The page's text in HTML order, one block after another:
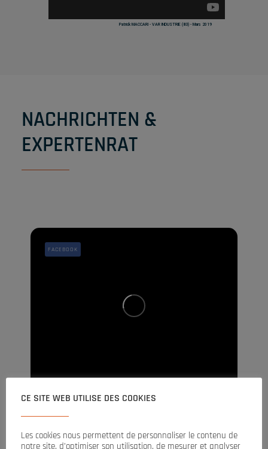
Patrick MACCARI - VAR INDUSTRIE (83) - Mars 2019
NACHRICHTEN &
EXPERTENRAT
[Actu
] Retour en images sur notre journée
d’intégration à Paris !
Le 30 juin dernier, nous avons accueilli les nouveaux
FACEBOOK
CE SITE WEB UTILISE DES COOKIES
Les cookies nous permettent de personnaliser le contenu de
notre site, d’optimiser son utilisation, de mesurer et analyser